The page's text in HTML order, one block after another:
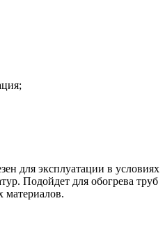
для эксплуатации в условиях
Подойдет для обогрева труб
материалов.